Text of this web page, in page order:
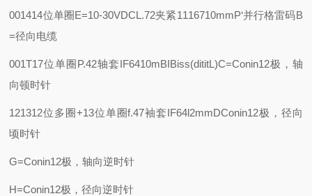
001414位单圈E=10-30VDCL.72夹紧1116710mmP‘并行格雷码B
=径向电缆
001T17位单圈 P.42轴套IF6410mBIBiss(dititL)C=Conin12极，轴
向顿时针
121312位多圈+13位单圈f.47袖套IF64l2mmDConin12极，径向
顷时针
G=Conin12极，轴向逆时针
H=Conin12极，径向逆时针